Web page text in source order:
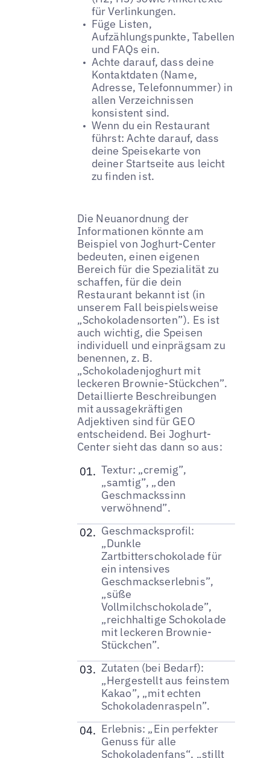
für Verlinkungen.
Füge Listen,
Aufzählungspunkte, Tabellen
und FAQs ein.
Achte darauf, dass deine
Kontaktdaten (Name,
Adresse, Telefonnummer) in
allen Verzeichnissen
konsistent sind.
Wenn du ein Restaurant
führst: Achte darauf, dass
deine Speisekarte von
deiner Startseite aus leicht
zu finden ist.
Die Neuanordnung der
Informationen könnte am
Beispiel von Joghurt-Center
bedeuten, einen eigenen
Bereich für die Spezialität zu
schaffen, für die dein
Restaurant bekannt ist (in
unserem Fall beispielsweise
„Schokoladensorten”). Es ist
auch wichtig, die Speisen
individuell und einprägsam zu
benennen, z. B.
„Schokoladenjoghurt mit
leckeren Brownie-Stückchen”.
Detaillierte Beschreibungen
mit aussagekräftigen
Adjektiven sind für GEO
entscheidend. Bei Joghurt-
Center sieht das dann so aus:
Textur: „cremig”,
„samtig”, „den
Geschmackssinn
verwöhnend”.
Geschmacksprofil:
„Dunkle
Zartbitterschokolade für
ein intensives
Geschmackserlebnis”,
„süße
Vollmilchschokolade”,
„reichhaltige Schokolade
mit leckeren Brownie-
Stückchen”.
Zutaten (bei Bedarf):
„Hergestellt aus feinstem
Kakao”, „mit echten
Schokoladenraspeln”.
Erlebnis: „Ein perfekter
Genuss für alle
Schokoladenfans“, „stillt